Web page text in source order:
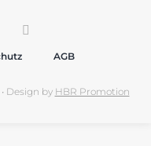
AGB
Design by HBR Promotion